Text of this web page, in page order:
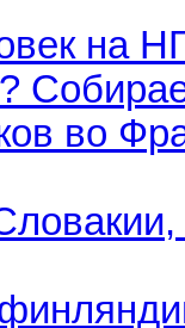
на
во